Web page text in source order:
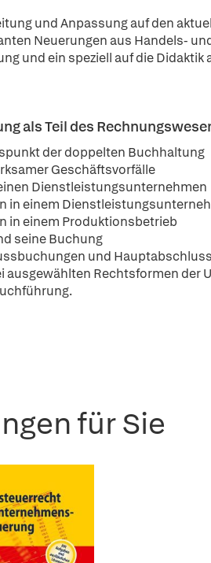
und Anpassung auf den
Neuerungen aus Handels-
und ein speziell auf die
als Teil des
der doppelten Buchhaltung
Geschäftsvorfälle
Dienstleistungsunternehmen
in einem
in einem Produktionsbetrieb
seine Buchung
und
ausgewählten Rechtsformen der
für Sie